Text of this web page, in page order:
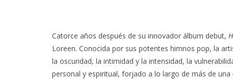
Catorce años después de su innovador álbum debut,
Loreen. Conocida por sus potentes himnos pop, la
la oscuridad, la intimidad y la intensidad, la
personal y espiritual, forjado a lo largo de más de